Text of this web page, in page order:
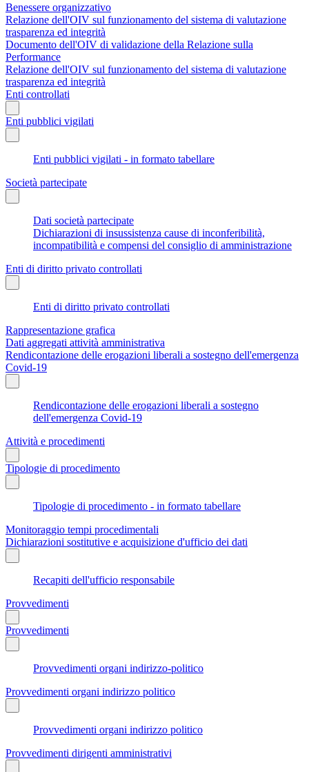
Benessere organizzativo
Relazione dell'OIV sul funzionamento del sistema di valutazione
trasparenza ed integrità
Documento dell'OIV di validazione della Relazione sulla
Performance
Relazione dell'OIV sul funzionamento del sistema di valutazione
trasparenza ed integrità
Enti controllati
Enti pubblici vigilati
Enti pubblici vigilati - in formato tabellare
Società partecipate
Dati società partecipate
Dichiarazioni di insussistenza cause di inconferibilità,
incompatibilità e compensi del consiglio di amministrazione
Enti di diritto privato controllati
Enti di diritto privato controllati
Rappresentazione grafica
Dati aggregati attività amministrativa
Rendicontazione delle erogazioni liberali a sostegno dell'emergenza
Covid-19
Rendicontazione delle erogazioni liberali a sostegno
dell'emergenza Covid-19
Attività e procedimenti
Tipologie di procedimento
Tipologie di procedimento - in formato tabellare
Monitoraggio tempi procedimentali
Dichiarazioni sostitutive e acquisizione d'ufficio dei dati
Recapiti dell'ufficio responsabile
Provvedimenti
Provvedimenti
Provvedimenti organi indirizzo-politico
Provvedimenti organi indirizzo politico
Provvedimenti organi indirizzo politico
Provvedimenti dirigenti amministrativi